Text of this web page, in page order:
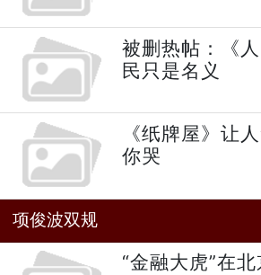
被删热帖：《
民只是名义
《纸牌屋》让
你哭
项俊波双规
“金融大虎”在